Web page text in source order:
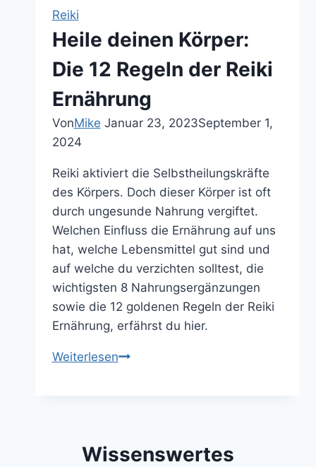
Selbstheilungskräfte
aktiviert
Reiki
Heile deinen Körper:
Die 12 Regeln der Reiki
Ernährung
VonMike Januar 23, 2023September 1,
2024
Reiki aktiviert die Selbstheilungskräfte
des Körpers. Doch dieser Körper ist oft
durch ungesunde Nahrung vergiftet.
Welchen Einfluss die Ernährung auf uns
hat, welche Lebensmittel gut sind und
auf welche du verzichten solltest, die
wichtigsten 8 Nahrungsergänzungen
sowie die 12 goldenen Regeln der Reiki
Ernährung, erfährst du hier.
WeiterlesenHeile
Regeln
Wissenswertes